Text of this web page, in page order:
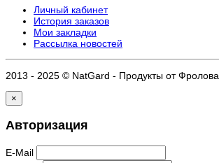
Личный кабинет
История заказов
Мои закладки
Рассылка новостей
2013 - 2025 © NatGard - Продукты от Фролова
×
Авторизация
E-Mail